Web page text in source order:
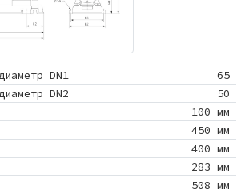
DN1
65
DN2
50
100 мм
450 мм
400 мм
283 мм
508 мм